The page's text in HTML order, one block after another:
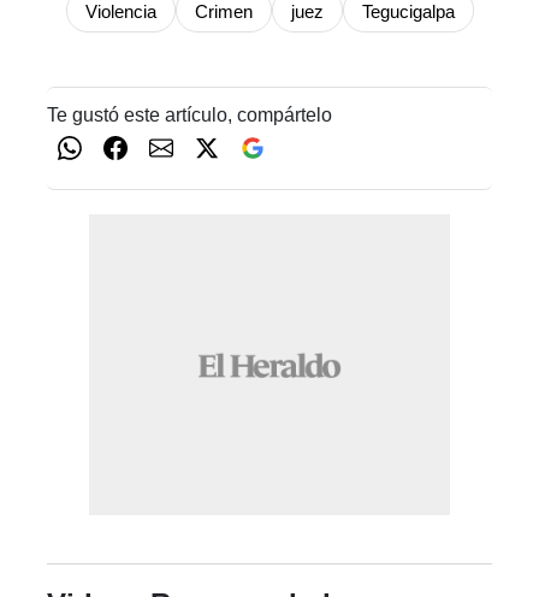
Violencia Crimen juez Tegucigalpa
Te gustó este artículo, compártelo